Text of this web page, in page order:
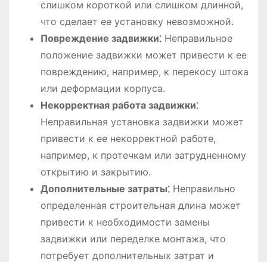
слишком короткой или слишком длинной,
что сделает ее установку невозможной.
Повреждение задвижки⁚Неправильное
положение задвижки может привести к ее
повреждению, например, к перекосу штока
или деформации корпуса.
Некорректная работа задвижки⁚
Неправильная установка задвижки может
привести к ее некорректной работе,
например, к протечкам или затрудненному
открытию и закрытию.
Дополнительные затраты⁚Неправильно
определенная строительная длина может
привести к необходимости замены
задвижки или переделке монтажа, что
потребует дополнительных затрат и